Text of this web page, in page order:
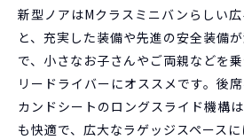
新型ノアはMクラスミニバンらしい
と、充実した装備や先進の安全装備
で、小さなお子さんやご両親などを
リードライバーにオススメです。後
カンドシートのロングスライド機構
も快適で、広大なラゲッジスペース